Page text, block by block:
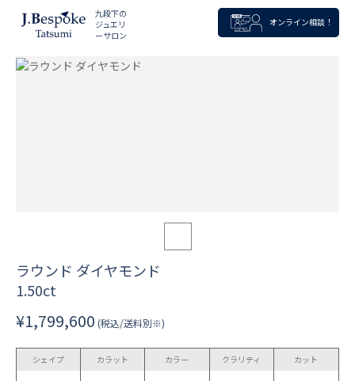
九段下の
ジュエリ
ーサロン
オンライン相談！
ラウンド ダイヤモンド
1.50ct
¥1,799,600 (税込/送料別※)
シェイプ カラット カラー クラリティ カット